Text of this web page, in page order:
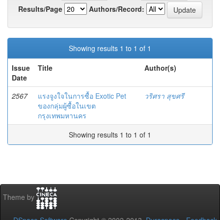
Results/Page
Authors/Record:
Showing results 1 to 1 of 1
Issue
Date
Title Author(s)
2567
แรงจูงใจในการซื้อ Exotic Pet
ของกลุ่มผู้ซื้อในเขต
กรุงเทพมหานคร
วริศรา สุขศรี
Showing results 1 to 1 of 1
Theme by